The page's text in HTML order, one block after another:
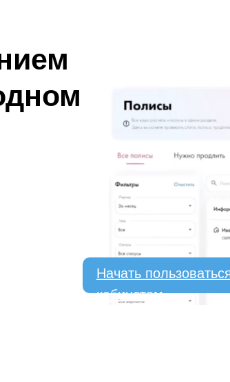
Начать
кабинетом